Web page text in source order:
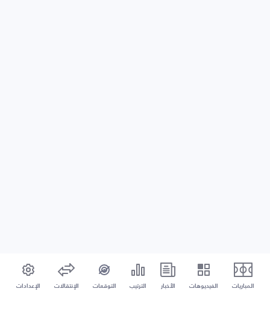
المباريات الفيديوهات الأخبار الترتيب التوقعات الإنتقالات الإعدادات